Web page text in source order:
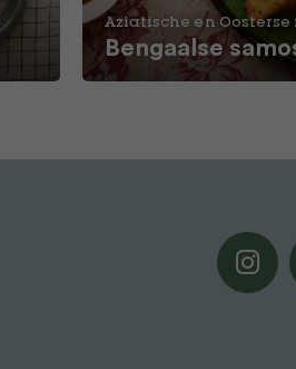
Aziatische en Oosterse
Bengaalse